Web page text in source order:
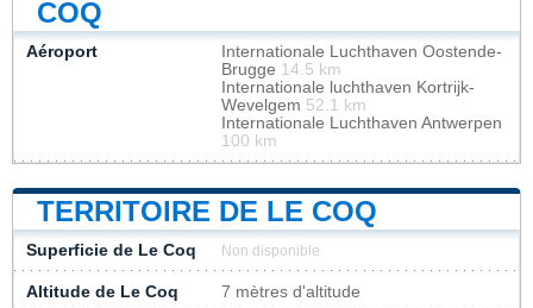
COQ
Aéroport
Internationale Luchthaven Oostende-
Brugge 14.5 km
Internationale luchthaven Kortrijk-
Wevelgem 52.1 km
Internationale Luchthaven Antwerpen
100 km
TERRITOIRE DE LE COQ
Superficie de Le Coq Non disponible
Altitude de Le Coq 7 mètres d'altitude